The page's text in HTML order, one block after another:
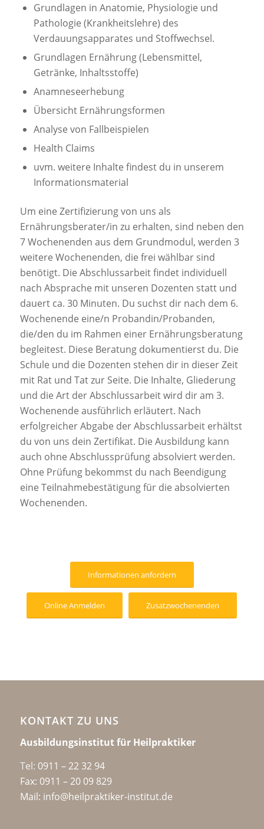
Grundlagen in Anatomie, Physiologie und
Pathologie (Krankheitslehre) des
Verdauungsapparates und Stoffwechsel.
Grundlagen Ernährung (Lebensmittel,
Getränke, Inhaltsstoffe)
Anamneseerhebung
Übersicht Ernährungsformen
Analyse von Fallbeispielen
Health Claims
uvm. weitere Inhalte findest du in unserem
Informationsmaterial
Um eine Zertifizierung von uns als
Ernährungsberater/in zu erhalten, sind neben den
7 Wochenenden aus dem Grundmodul, werden 3
weitere Wochenenden, die frei wählbar sind
benötigt. Die Abschlussarbeit findet individuell
nach Absprache mit unseren Dozenten statt und
dauert ca. 30 Minuten. Du suchst dir nach dem 6.
Wochenende eine/n Probandin/Probanden,
die/den du im Rahmen einer Ernährungsberatung
begleitest. Diese Beratung dokumentierst du. Die
Schule und die Dozenten stehen dir in dieser Zeit
mit Rat und Tat zur Seite. Die Inhalte, Gliederung
und die Art der Abschlussarbeit wird dir am 3.
Wochenende ausführlich erläutert. Nach
erfolgreicher Abgabe der Abschlussarbeit erhältst
du von uns dein Zertifikat. Die Ausbildung kann
auch ohne Abschlussprüfung absolviert werden.
Ohne Prüfung bekommst du nach Beendigung
eine Teilnahmebestätigung für die absolvierten
Wochenenden.
Informationen anfordern
Online Anmelden Zusatzwochenenden
KONTAKT ZU UNS
Ausbildungsinstitut für Heilpraktiker
Tel: 0911 – 22 32 94
Fax: 0911 – 20 09 829
Mail: info@heilpraktiker-institut.de